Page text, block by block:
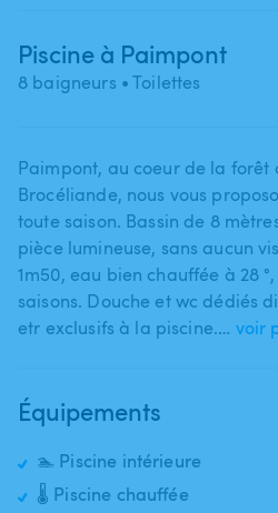
Piscine à Paimpont
8 baigneurs • Toilettes
Paimpont​,​ au coeur de la forêt
Brocéliande​,​ nous vous
toute saison. Bassin de 8
pièce lumineuse​,​ sans aucun
1m50​,​ eau bien chauffée à 28
saisons. Douche et wc dédiés
etr exclusifs à la piscine.… voir
Équipements
🏊 Piscine intérieure
🌡️ Piscine chauffée